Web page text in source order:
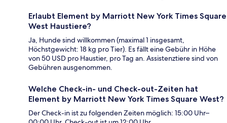
Erlaubt Element by Marriott New York Times Square
West Haustiere?
Ja, Hunde sind willkommen (maximal 1 insgesamt,
Höchstgewicht: 18 kg pro Tier). Es fällt eine Gebühr in Höhe
von 50 USD pro Haustier, pro Tag an. Assistenztiere sind von
Gebühren ausgenommen.
Welche Check-in- und Check-out-Zeiten hat
Element by Marriott New York Times Square West?
Der Check-in ist zu folgenden Zeiten möglich: 15:00 Uhr–